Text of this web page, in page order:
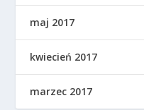
maj 2017
kwiecień 2017
marzec 2017